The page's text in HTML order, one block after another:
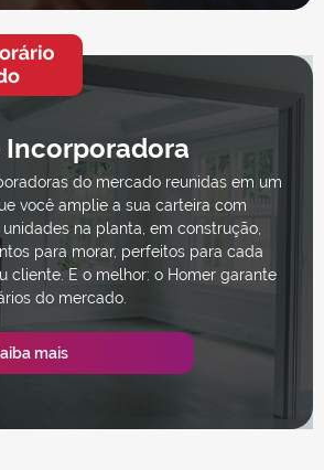
Incorporadora
do mercado reunidas em um
você amplie a sua carteira com
unidades na planta, em construção,
para morar, perfeitos para cada
cliente. E o melhor: o Homer garante
do mercado.
mais